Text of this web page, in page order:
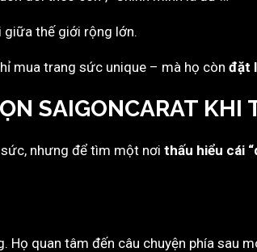
giữa thế giới rộng lớn.
mua trang sức unique – mà họ còn đặt
SAIGONCARAT KHI
nhưng để tìm một nơi thấu hiểu cái
Họ quan tâm đến câu chuyện phía sau